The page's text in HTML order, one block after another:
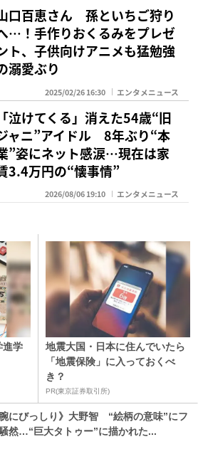
口百恵さん 孫といちご狩り
…！手作りおくるみをプレゼ
ト、子供向けアニメも猛勉強
溺愛ぶり
2025/02/26 16:30 エンタメニュース
「泣けてくる」消えた54歳“旧
ャニ”アイドル 8年ぶり“本
”姿にネット感涙…現在は家
3.4万円の“懐事情”
2026/08/06 19:10 エンタメニュース
進学
地震大国・日本に住んでいたら
「地震保険」に入っておくべ
き？
PR(東京証券取引所)
腕にびっしり》大野智 “絵柄の意味”にフ
然…“巨大タトゥー”に描かれた...